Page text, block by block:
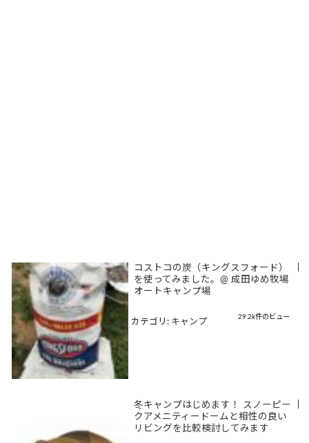
コストコの炭（キングスフォード）
を使ってみました。@ 成田ゆめ牧場
オートキャンプ場
29.2k件のビュー
カテゴリ: キャンプ
冬キャンプはじめます！ スノーピー
クアメニティードームと相性の良い
リビングを比較検討してみます